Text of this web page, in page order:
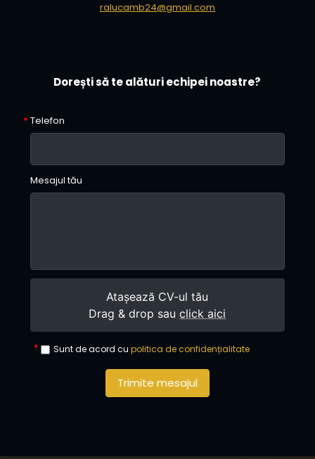
ralucamb24@gmail.com
Dorești să te alături echipei noastre?
Telefon
Mesajul tău
Atașează CV-ul tău
Drag & drop sauclick aici
Sunt de acord cu politica de confidențialitate
Trimite mesajul